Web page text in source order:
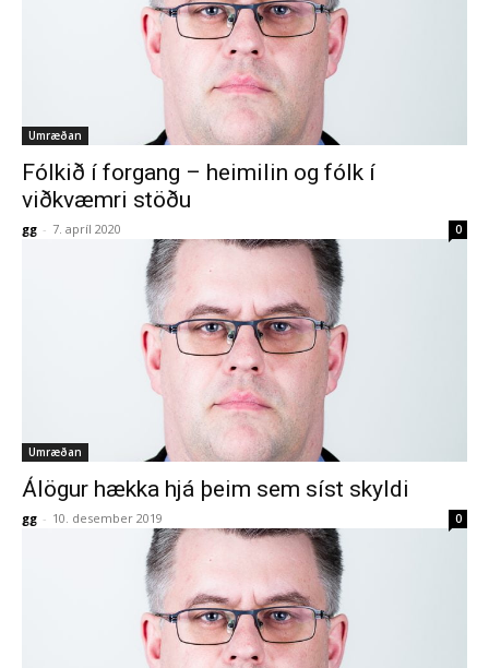
Umræðan
Fólkið í forgang – heimilin og fólk í
viðkvæmri stöðu
gg - 7. apríl 2020 0
Umræðan
Álögur hækka hjá þeim sem síst skyldi
gg - 10. desember 2019 0